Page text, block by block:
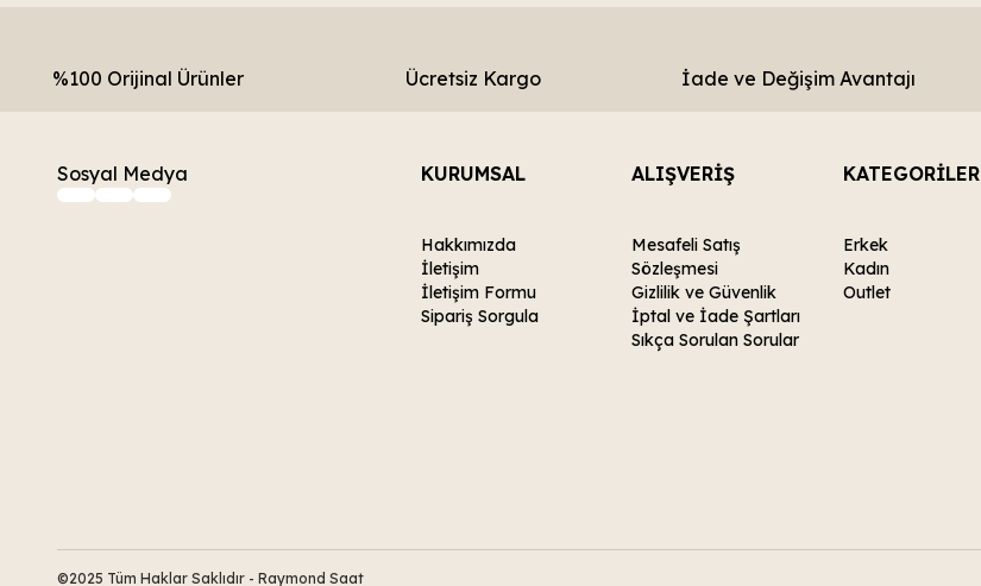
%100 Orijinal Ürünler Ücretsiz Kargo İade ve Değişim Avantajı
Sosyal Medya KURUMSAL
Hakkımızda
İletişim
İletişim Formu
Sipariş Sorgula
ALIŞVERİŞ
Mesafeli Satış
Sözleşmesi
Gizlilik ve Güvenlik
İptal ve İade Şartları
Sıkça Sorulan Sorular
KATEGORİLER
Erkek
Kadın
Outlet
©2025 Tüm Haklar Saklıdır - Raymond Saat